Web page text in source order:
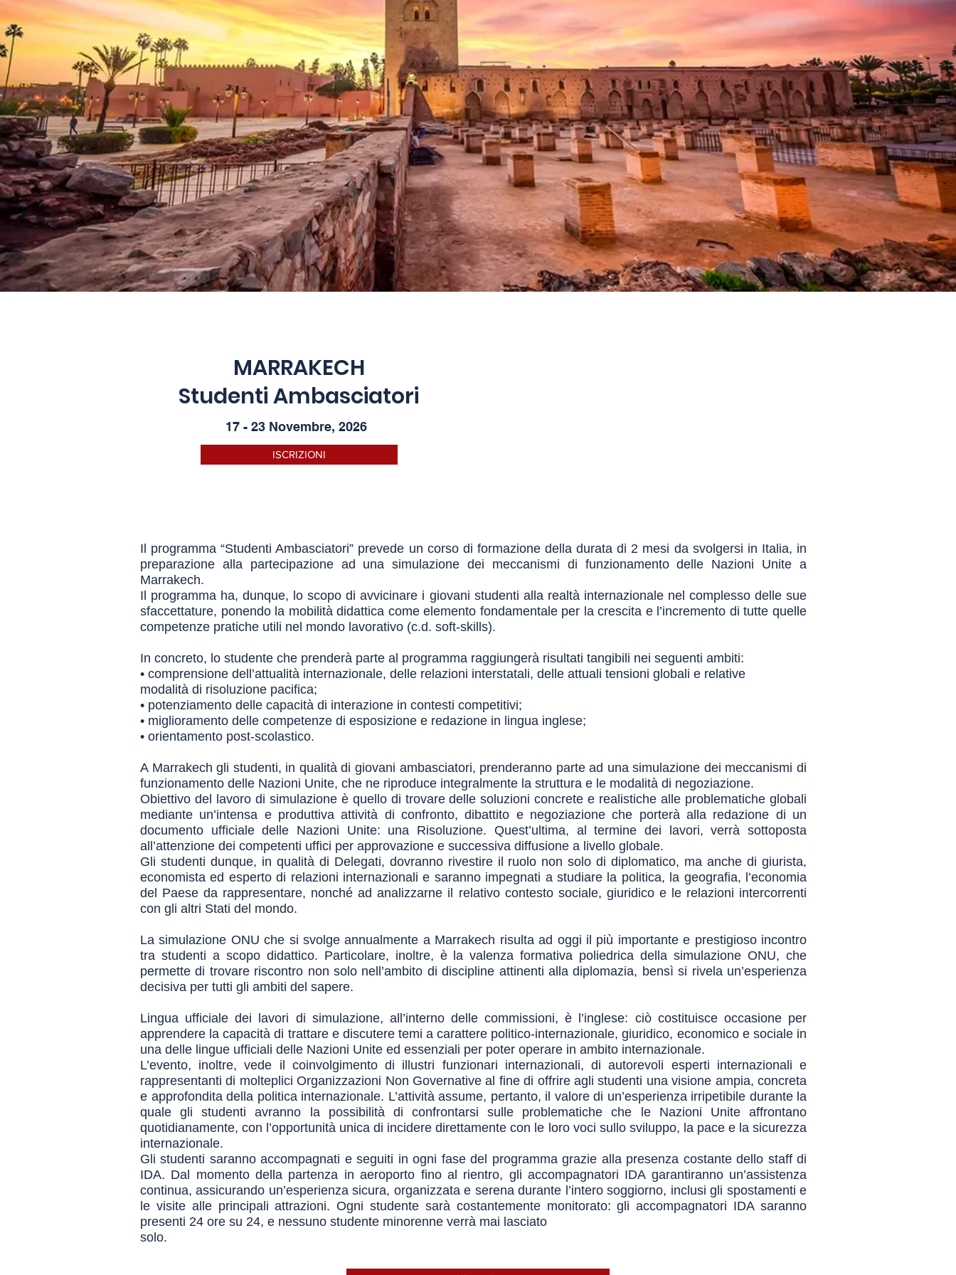
MARRAKECH
Studenti Ambasciatori
17 - 23 Novembre, 2026
ISCRIZIONI
Il programma “Studenti Ambasciatori” prevede un corso di formazione della durata di 2 mesi da svolgersi in Italia, in
preparazione alla partecipazione ad una simulazione dei meccanismi di funzionamento delle Nazioni Unite a
Marrakech.
Il programma ha, dunque, lo scopo di avvicinare i giovani studenti alla realtà internazionale nel complesso delle sue
sfaccettature, ponendo la mobilità didattica come elemento fondamentale per la crescita e l’incremento di tutte quelle
competenze pratiche utili nel mondo lavorativo (c.d. soft-skills).
In concreto, lo studente che prenderà parte al programma raggiungerà risultati tangibili nei seguenti ambiti:
• comprensione dell’attualità internazionale, delle relazioni interstatali, delle attuali tensioni globali e relative
modalità di risoluzione pacifica;
• potenziamento delle capacità di interazione in contesti competitivi;
• miglioramento delle competenze di esposizione e redazione in lingua inglese;
• orientamento post-scolastico.
A Marrakech gli studenti, in qualità di giovani ambasciatori, prenderanno parte ad una simulazione dei meccanismi di
funzionamento delle Nazioni Unite, che ne riproduce integralmente la struttura e le modalità di negoziazione.
Obiettivo del lavoro di simulazione è quello di trovare delle soluzioni concrete e realistiche alle problematiche globali
mediante un’intensa e produttiva attività di confronto, dibattito e negoziazione che porterà alla redazione di un
documento ufficiale delle Nazioni Unite: una Risoluzione. Quest’ultima, al termine dei lavori, verrà sottoposta
all’attenzione dei competenti uffici per approvazione e successiva diffusione a livello globale.
Gli studenti dunque, in qualità di Delegati, dovranno rivestire il ruolo non solo di diplomatico, ma anche di giurista,
economista ed esperto di relazioni internazionali e saranno impegnati a studiare la politica, la geografia, l’economia
del Paese da rappresentare, nonché ad analizzarne il relativo contesto sociale, giuridico e le relazioni intercorrenti
con gli altri Stati del mondo.
La simulazione ONU che si svolge annualmente a Marrakech risulta ad oggi il più importante e prestigioso incontro
tra studenti a scopo didattico. Particolare, inoltre, è la valenza formativa poliedrica della simulazione ONU, che
permette di trovare riscontro non solo nell’ambito di discipline attinenti alla diplomazia, bensì si rivela un’esperienza
decisiva per tutti gli ambiti del sapere.
Lingua ufficiale dei lavori di simulazione, all’interno delle commissioni, è l’inglese: ciò costituisce occasione per
apprendere la capacità di trattare e discutere temi a carattere politico-internazionale, giuridico, economico e sociale in
una delle lingue ufficiali delle Nazioni Unite ed essenziali per poter operare in ambito internazionale.
L’evento, inoltre, vede il coinvolgimento di illustri funzionari internazionali, di autorevoli esperti internazionali e
rappresentanti di molteplici Organizzazioni Non Governative al fine di offrire agli studenti una visione ampia, concreta
e approfondita della politica internazionale. L’attività assume, pertanto, il valore di un’esperienza irripetibile durante la
quale gli studenti avranno la possibilità di confrontarsi sulle problematiche che le Nazioni Unite affrontano
quotidianamente, con l’opportunità unica di incidere direttamente con le loro voci sullo sviluppo, la pace e la sicurezza
internazionale.
Gli studenti saranno accompagnati e seguiti in ogni fase del programma grazie alla presenza costante dello staff di
IDA. Dal momento della partenza in aeroporto fino al rientro, gli accompagnatori IDA garantiranno un’assistenza
continua, assicurando un’esperienza sicura, organizzata e serena durante l’intero soggiorno, inclusi gli spostamenti e
le visite alle principali attrazioni. Ogni studente sarà costantemente monitorato: gli accompagnatori IDA saranno
presenti 24 ore su 24, e nessuno studente minorenne verrà mai lasciato
solo.